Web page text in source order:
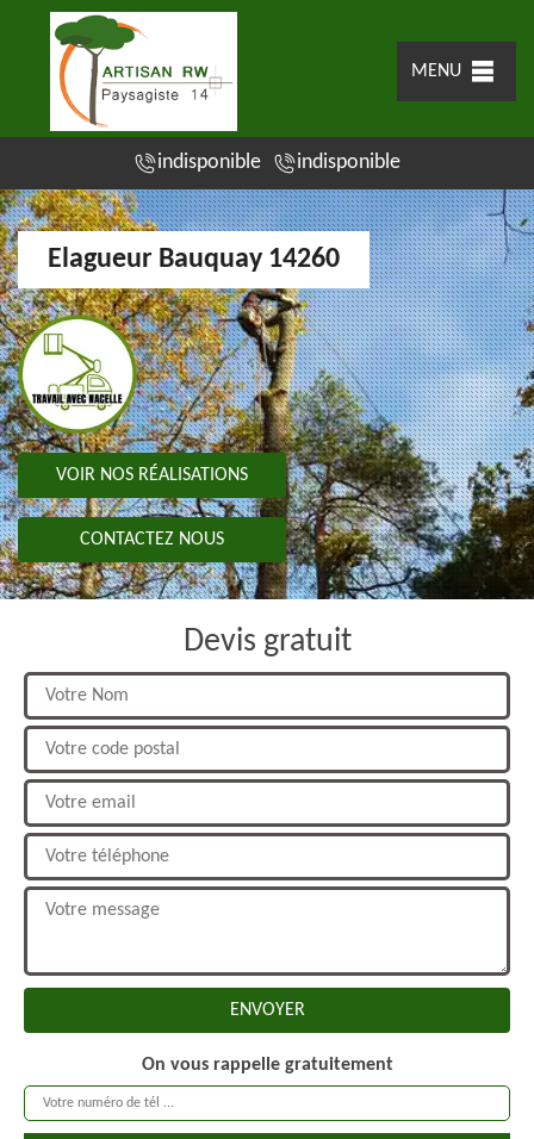
MENU
indisponible indisponible
Elagueur Bauquay 14260
VOIR NOS RÉALISATIONS
CONTACTEZ NOUS
Devis gratuit
On vous rappelle gratuitement